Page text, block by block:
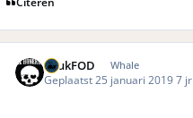
LuukFOD Whale
Geplaatst 25 januari 20197 jr